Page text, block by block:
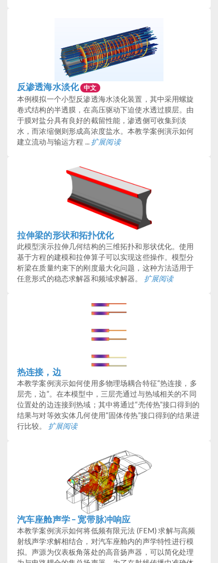
反渗透海水淡化 中文
本例模拟一个小型反渗透海水淡化装置，其中采用螺旋
卷式结构的半透膜，在高压驱动下迫使水透过膜层。由
于膜对盐分具有良好的截留性能，渗透侧可收集到淡
水，而浓缩侧则形成高浓度盐水。本教学案例演示如何
建立流动与输运方程 ... 扩展阅读
拉伸梁的形状和拓扑优化
此模型演示拉伸几何结构的三维拓扑和形状优化。使用
基于方程的建模和拉伸算子可以实现这些操作。模型分
析梁在质量约束下的刚度最大化问题，这种方法适用于
任意形式的稳态求解器和频域求解器。 扩展阅读
热连接，边
本教学案例演示如何使用多物理场耦合特征“热连接，多
层壳，边”。在本模型中，三层壳通过与热域相关的不同
位置处的边连接到热域；其中将通过“壳传热”接口得到的
结果与对等效实体几何使用“固体传热”接口得到的结果进
行比较。 扩展阅读
汽车座舱声学 – 宽带脉冲响应
本教学案例演示如何将低频有限元法 (FEM) 求解与高频
射线声学求解相结合，对汽车座舱内的声学特性进行模
拟。声源为仪表板角落处的高音扬声器，可以简化处理